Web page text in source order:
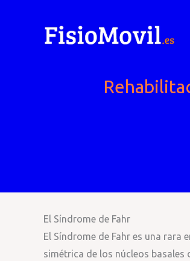
El Síndrome de Fahr
El Síndrome de Fahr es una
simétrica de los núcleos